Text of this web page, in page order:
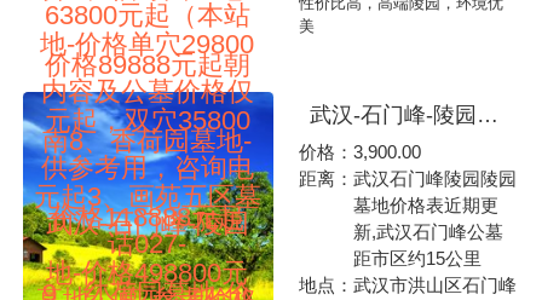
63800元起（本站
内容及公墓价格仅
供参考用，咨询电
话027-
价格89888元起朝
南8、香荷园墓地-
价格118888元起
9、红荷园墓地-价
地-价格单穴29800
元起，双穴35800
元起3、画苑五区墓
地-价格498800元
美
武汉-石门峰-陵园
武汉-石门峰-陵园墓地公墓-参考价格表一览：1、树葬墓地-价格3900元起2、花葬墓地-价格3900元起3、墙墓墓地-价格单穴29900元起，双穴39900元起4、佛教园墓地-价格节地葬49900元起，卧碑墓地-价格69900元起5、福海园墓地-价格79900元起6、福星园墓地-价格139900元起上下安葬形式7、福林园墓地-价格169900元起前后安葬形式8、福月园墓地-价格339900元起左右安葬形式（本站内容及陵园价格仅供参考用，咨询电话027-88311211）石门峰-纪念公园
价格：3,900.00
距离：武汉石门峰陵园陵园
墓地价格表近期更
新,武汉石门峰公墓
距市区约15公里
地点：武汉市洪山区石门峰